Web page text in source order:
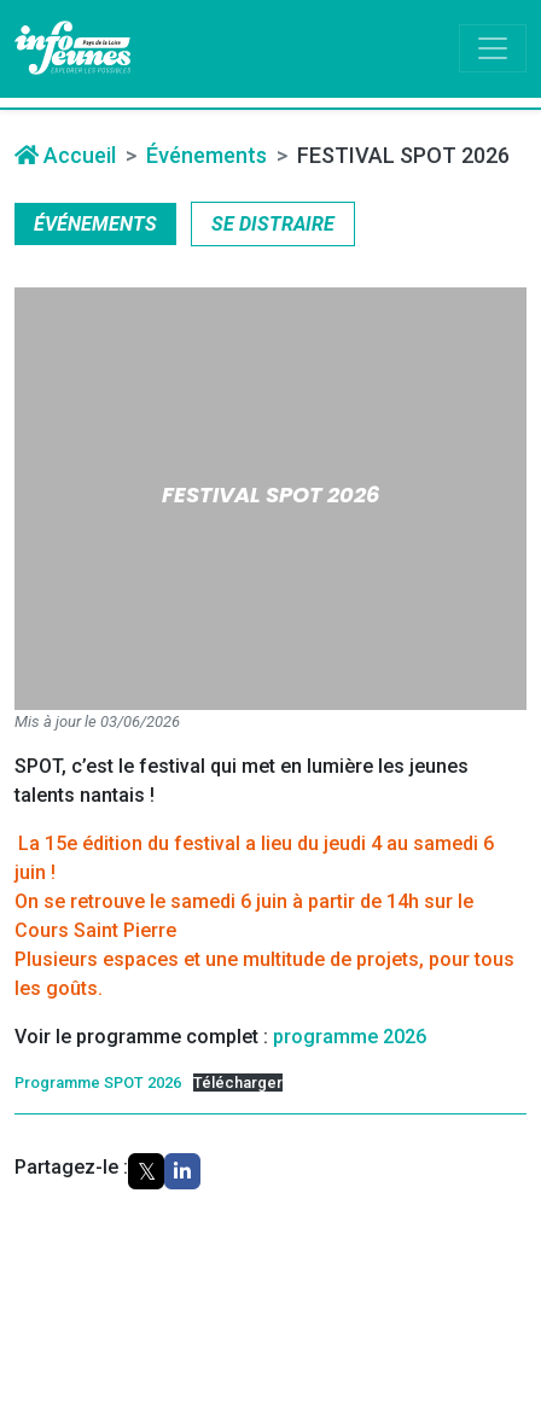
Accueil Événements FESTIVAL SPOT 2026
ÉVÉNEMENTS SE DISTRAIRE
FESTIVAL SPOT 2026
Mis à jour le 03/06/2026
SPOT, c’est le festival qui met en lumière les jeunes
talents nantais !
La 15e édition du festival a lieu du jeudi 4 au samedi 6
juin !
On se retrouve le samedi 6 juin à partir de 14h sur le
Cours Saint Pierre
Plusieurs espaces et une multitude de projets, pour tous
les goûts.
Voir le programme complet : programme 2026
Programme SPOT 2026 Télécharger
Partagez-le :